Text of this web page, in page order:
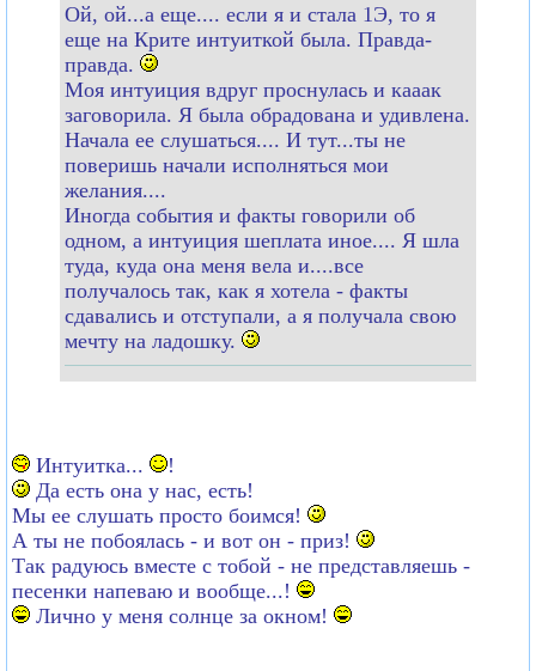
Ой, ой...а еще.... если я и стала 1Э, то я
еще на Крите интуиткой была. Правда-
правда.
Моя интуиция вдруг проснулась и кааак
заговорила. Я была обрадована и удивлена.
Начала ее слушаться.... И тут...ты не
поверишь начали исполняться мои
желания....
Иногда события и факты говорили об
одном, а интуиция шеплата иное.... Я шла
туда, куда она меня вела и....все
получалось так, как я хотела - факты
сдавались и отступали, а я получала свою
мечту на ладошку.
Интуитка...
!
Да есть она у нас, есть!
Мы ее слушать просто боимся!
А ты не побоялась - и вот он - приз!
Так радуюсь вместе с тобой - не представляешь -
песенки напеваю и вообще...!
Лично у меня солнце за окном!